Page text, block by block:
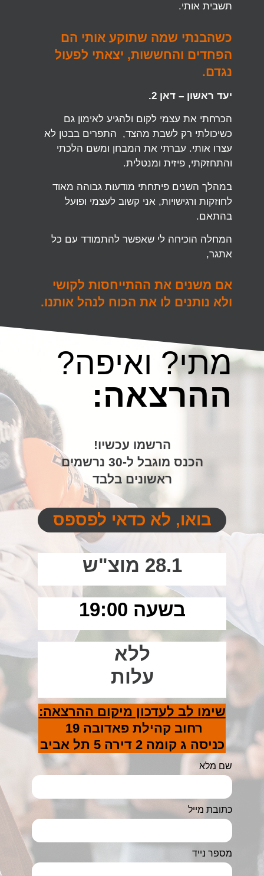
תשבית אותי.
כשהבנתי שמה שתוקע אותי הם
הפחדים והחששות, יצאתי לפעול
נגדם.
יעד ראשון – דאן 2.
הכרחתי את עצמי לקום ולהגיע לאימון גם
כשיכולתי רק לשבת מהצד, התפרים בבטן לא
עצרו אותי. עברתי את המבחן ומשם הלכתי
והתחזקתי, פיזית ומנטלית.
במהלך השנים פיתחתי מודעות גבוהה מאוד
לחוזקות ורגישויות, אני קשוב לעצמי ופועל
בהתאם.
המחלה הוכיחה לי שאפשר להתמודד עם כל
אתגר,
אם משנים את ההתייחסות לקושי
ולא נותנים לו את הכוח לנהל אותנו.
מתי? ואיפה?
ההרצאה:
הרשמו עכשיו!
הכנס מוגבל ל-30 נרשמים
ראשונים בלבד
בואו, לא כדאי לפספס
28.1 מוצ"ש
בשעה 19:00
ללא
עלות
שימו לב לעדכון מיקום ההרצאה:
רחובקהילת פאדובה 19
כניסה ג קומה 2 דירה 5
תל אביב
שם מלא
כתובת מייל
מספר נייד